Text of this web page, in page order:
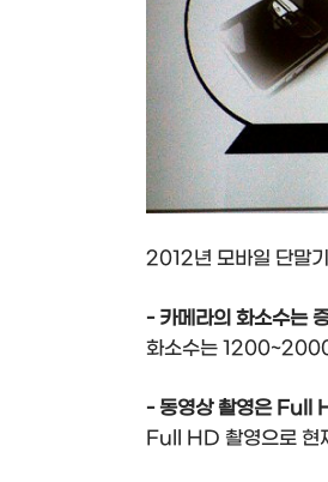
2012년 모바일 단말
- 카메라의 화소수는
화소수는 1200~2000
- 동영상 촬영은 Full
Full HD 촬영으로 현